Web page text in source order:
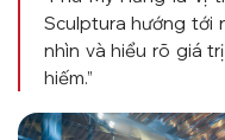
Sculptura hướng tới
nhìn và hiểu rõ giá
hiếm.”